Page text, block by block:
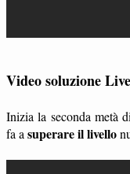
Video soluzione
Inizia la seconda metà
fa a superare il livello